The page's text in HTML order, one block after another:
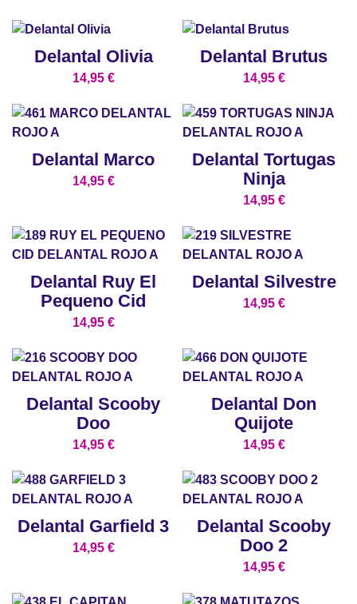
Delantal Olivia
14,95 €
Delantal Brutus
14,95 €
Delantal Marco
14,95 €
Delantal Tortugas
Ninja
14,95 €
Delantal Ruy El
Pequeno Cid
14,95 €
Delantal Silvestre
14,95 €
Delantal Scooby
Doo
14,95 €
Delantal Don
Quijote
14,95 €
Delantal Garfield 3
14,95 €
Delantal Scooby
Doo 2
14,95 €